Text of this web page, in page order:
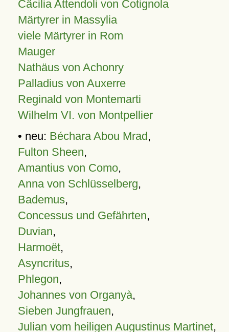
Cäcilia Attendoli von Cotignola
Märtyrer in Massylia
viele Märtyrer in Rom
Mauger
Nathäus von Achonry
Palladius von Auxerre
Reginald von Montemarti
Wilhelm VI. von Montpellier
• neu: Béchara Abou Mrad,
Fulton Sheen,
Amantius von Como,
Anna von Schlüsselberg,
Bademus,
Concessus und Gefährten,
Duvian,
Harmoët,
Asyncritus,
Phlegon,
Johannes von Organyà,
Sieben Jungfrauen,
Julian vom heiligen Augustinus Martinet,